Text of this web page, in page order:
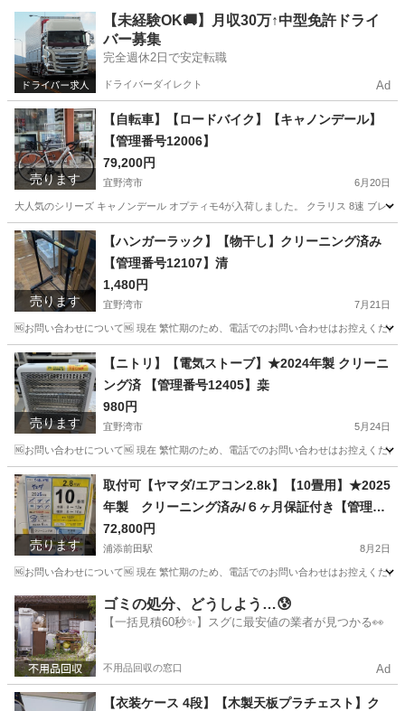
沖縄 浦添市 浦添前田駅 生活家電 パナソニック
【未経験OK🚚】月収30万↑中型免許ドライ
バー募集
完全週休2日で安定転職
ドライバーダイレクト Ad
売ります
【自転車】【ロードバイク】【キャノンデール】
【管理番号12006】
79,200円
宜野湾市 6月20日
大人気のシリーズ キャノンデール オプティモ4が入荷しました。 クラリス 8速 ブレ
沖縄 宜野湾市 ロードバイク キャノンデール
売ります
【ハンガーラック】【物干し】クリーニング済み
【管理番号12107】清
1,480円
宜野湾市 7月21日
🆖お問い合わせについて🆖 現在 繁忙期のため、電話でのお問い合わせはお控えくだ
沖縄 宜野湾市 洗濯用品 物干し
売ります
【ニトリ】【電気ストーブ】★2024年製 クリーニ
ング済 【管理番号12405】桒
980円
宜野湾市 5月24日
🆖お問い合わせについて🆖 現在 繁忙期のため、電話でのお問い合わせはお控えくだ
沖縄 宜野湾市 季節、空調家電
売ります
取付可【ヤマダ/エアコン2.8k】【10畳用】★2025
年製 クリーニング済み/６ヶ月保証付き【管理番
号10208】Y-28-0715 比
72,800円
浦添前田駅 8月2日
🆖お問い合わせについて🆖 現在 繁忙期のため、電話でのお問い合わせはお控えくだ
沖縄 浦添市 浦添前田駅 季節、空調家電 ヤマダ
ゴミの処分、どうしよう…😰
【一括見積60秒✨】スグに最安値の業者が見つかる👀
不用品回収の窓口 Ad
【衣装ケース 4段】【木製天板プラチェスト】ク